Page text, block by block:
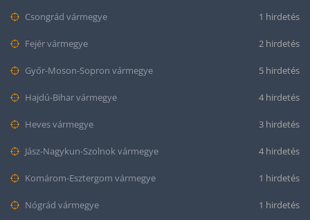
Csongrád vármegye 1 hirdetés
Fejér vármegye 2 hirdetés
Győr-Moson-Sopron vármegye 5 hirdetés
Hajdú-Bihar vármegye 4 hirdetés
Heves vármegye 3 hirdetés
Jász-Nagykun-Szolnok vármegye 4 hirdetés
Komárom-Esztergom vármegye 1 hirdetés
Nógrád vármegye 1 hirdetés